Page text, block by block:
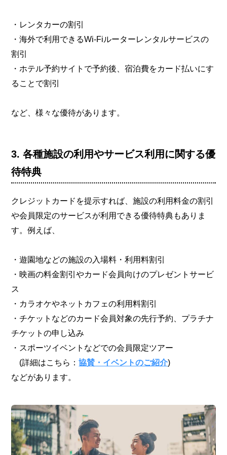
・レンタカーの割引
・海外で利用できるWi-Fiルーターレンタルサービスの
割引
・ホテル予約サイトで予約後、宿泊費をカード払いにす
ることで割引
など、様々な優待があります。
3. 各種施設の利用やサービス利用に関する優
待特典
クレジットカードを提示すれば、施設の利用料金の割引
や会員限定のサービスが利用できる優待特典もありま
す。例えば、
・遊園地などの施設の入場料・利用料割引
・映画の料金割引やカード会員向けのプレゼントサービ
ス
・カラオケやネットカフェの利用料割引
・チケットなどのカード会員対象の先行予約、プラチナ
チケットの申し込み
・スポーツイベントなどでの会員限定ツアー
(詳細はこちら：協賛・イベントのご紹介)
などがあります。